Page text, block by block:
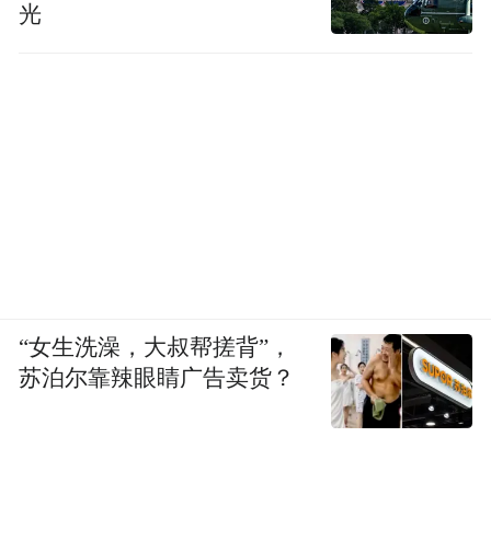
光
“女生洗澡，大叔帮搓背”，
苏泊尔靠辣眼睛广告卖货？